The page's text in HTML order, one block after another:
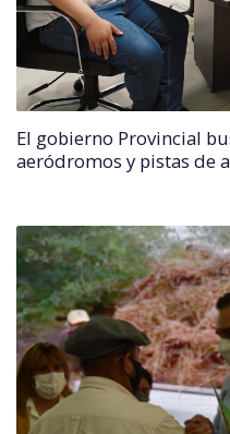
El gobierno Provincial
aeródromos y pistas de